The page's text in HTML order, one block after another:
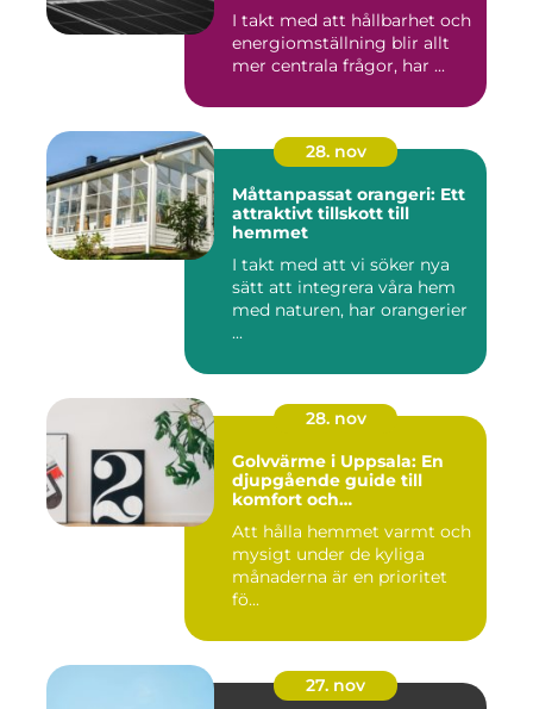
I takt med att hållbarhet och
energiomställning blir allt
mer centrala frågor, har ...
28. nov
Måttanpassat orangeri: Ett
attraktivt tillskott till
hemmet
I takt med att vi söker nya
sätt att integrera våra hem
med naturen, har orangerier
...
28. nov
Golvvärme i Uppsala: En
djupgående guide till
komfort och
Att hålla hemmet varmt och
mysigt under de kyliga
månaderna är en prioritet
fö...
27. nov